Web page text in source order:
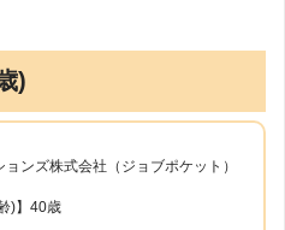
)
ンズ株式会社（ジョブポケット）
)】40歳